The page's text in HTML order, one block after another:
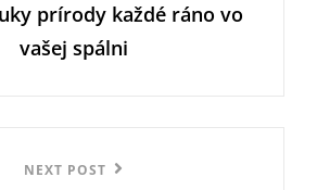
prírody každé ráno vo
vašej spálni
NEXT POST